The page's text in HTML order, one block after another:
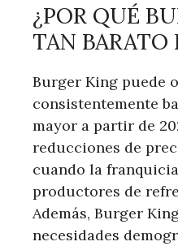
¿POR QUÉ
TAN BARATO
Burger King puede
consistentemente
mayor a partir de
reducciones de
cuando la
productores de
Además, Burger
necesidades